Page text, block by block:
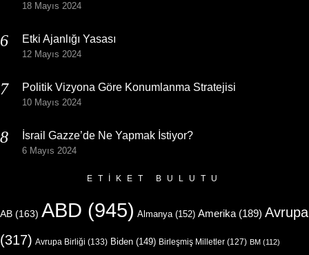
18 Mayıs 2024
Etki Ajanlığı Yasası
12 Mayıs 2024
Politik Vizyona Göre Konumlanma Stratejisi
10 Mayıs 2024
İsrail Gazze’de Ne Yapmak İstiyor?
6 Mayıs 2024
ETIKET BULUTU
AB (163) ABD (945) Almanya(152) Amerika (189) Avrupa
(317) Avrupa Birliği (133) Biden (149) Birleşmiş Milletler (127) BM (112)